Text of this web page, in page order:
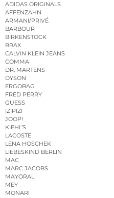
ADIDAS ORIGINALS
AFFENZAHN
ARMANI/PRIVÉ
BARBOUR
BIRKENSTOCK
BRAX
CALVIN KLEIN JEANS
COMMA
DR. MARTENS
DYSON
ERGOBAG
FRED PERRY
GUESS
IZIPIZI
JOOP!
KIEHL’S
LACOSTE
LENA HOSCHEK
LIEBESKIND BERLIN
MAC
MARC JACOBS
MAYORAL
MEY
MONARI